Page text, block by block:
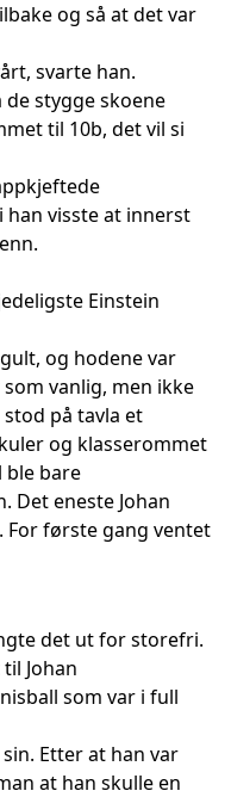
og så at det var
svarte han.
stygge skoene
til 10b, det vil si
han visste at innerst
Einstein
og hodene var
vanlig, men ikke
stod på tavla et
og klasserommet
ble bare
Det eneste Johan
første gang ventet
det ut for storefri.
Johan
som var i full
Etter at han var
at han skulle en